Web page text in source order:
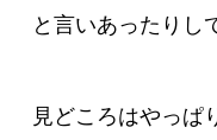
と言いあったりし
見どころはやっぱ